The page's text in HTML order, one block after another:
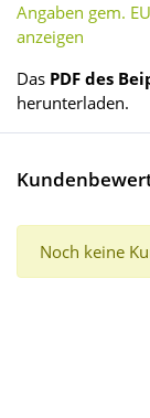
Angaben gem.
anzeigen
Das PDF des
herunterladen.
Noch keine